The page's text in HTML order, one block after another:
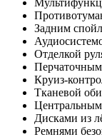
Задним
Отделкой
Круиз-
Тканевой
Дисками из
Ремнями